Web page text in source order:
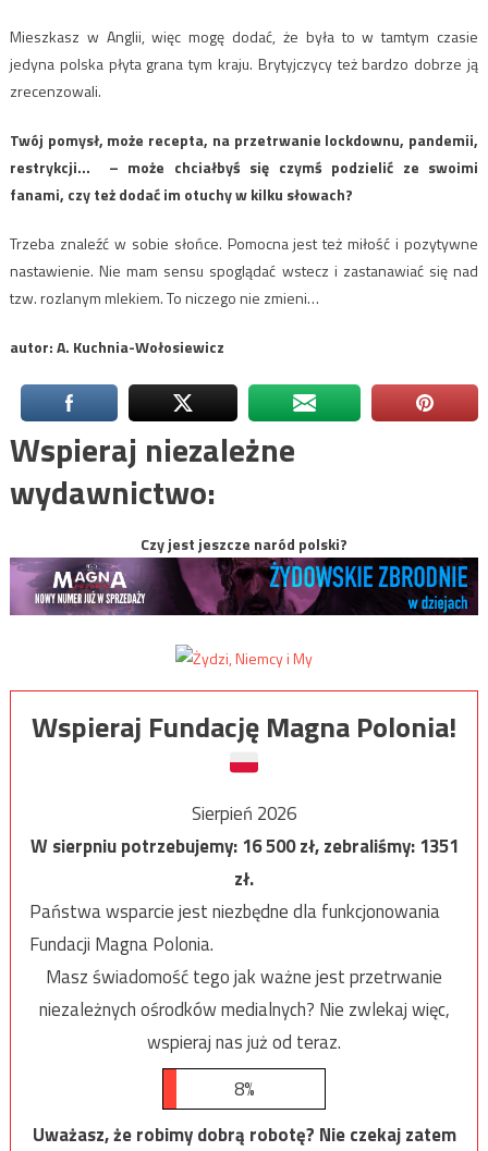
Mieszkasz w Anglii, więc mogę dodać, że była to w tamtym czasie
jedyna polska płyta grana tym kraju. Brytyjczycy też bardzo dobrze ją
zrecenzowali.
Twój pomysł, może recepta, na przetrwanie lockdownu, pandemii,
restrykcji… – może chciałbyś się czymś podzielić ze swoimi
fanami, czy też dodać im otuchy w kilku słowach?
Trzeba znaleźć w sobie słońce. Pomocna jest też miłość i pozytywne
nastawienie. Nie mam sensu spoglądać wstecz i zastanawiać się nad
tzw. rozlanym mlekiem. To niczego nie zmieni…
autor: A. Kuchnia-Wołosiewicz
Wspieraj niezależne
wydawnictwo:
Czy jest jeszcze naród polski?
Wspieraj Fundację Magna Polonia!
Sierpień 2026
W sierpniu potrzebujemy:16 500zł, zebraliśmy:1351
zł.
Państwa wsparcie jest niezbędne dla funkcjonowania
Fundacji Magna Polonia.
Masz świadomość tego jak ważne jest przetrwanie
niezależnych ośrodków medialnych? Nie zwlekaj więc,
wspieraj nas już od teraz.
8%
Uważasz, że robimy dobrą robotę? Nie czekaj zatem